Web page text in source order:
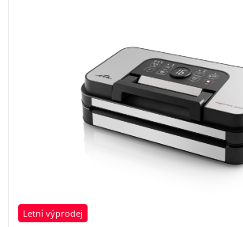
Letní výprodej